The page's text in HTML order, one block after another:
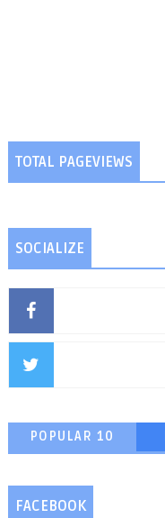
TOTAL PAGEVIEWS
SOCIALIZE
POPULAR 10
FACEBOOK